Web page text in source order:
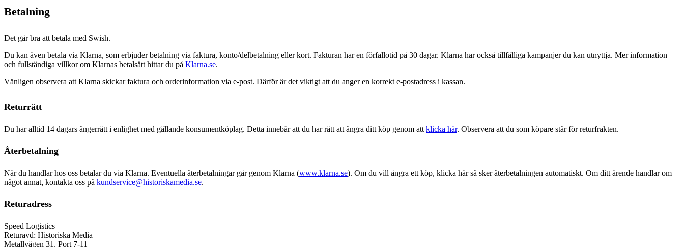
Betalning
Det går bra att betala med Swish.
Du kan även betala via Klarna, som erbjuder betalning via faktura, konto/delbetalning eller kort. Fakturan har en förfallotid på 30 dagar. Klarna har också tillfälliga kampanjer du kan utnyttja. Mer information
och fullständiga villkor om Klarnas betalsätt hittar du på Klarna.se.
Vänligen observera att Klarna skickar faktura och orderinformation via e-post. Därför är det viktigt att du anger en korrekt e-postadress i kassan.
Returrätt
Du har alltid 14 dagars ångerrätt i enlighet med gällande konsumentköplag. Detta innebär att du har rätt att ångra ditt köp genom att klicka här. Observera att du som köpare står för returfrakten.
Återbetalning
När du handlar hos oss betalar du via Klarna. Eventuella återbetalningar går genom Klarna (www.klarna.se). Om du vill ångra ett köp, klicka här så sker återbetalningen automatiskt. Om ditt ärende handlar om
något annat, kontakta oss på kundservice@historiskamedia.se.
Returadress
Speed Logistics
Returavd: Historiska Media
Metallvägen 31, Port 7-11